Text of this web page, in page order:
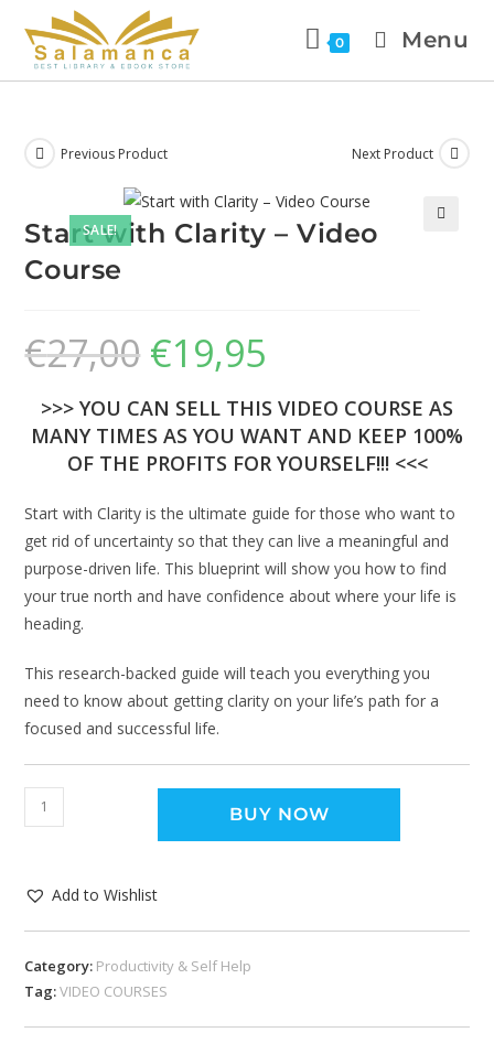
0 Menu
SALE!
Previous Product Next Product
Start with Clarity – Video
Course
€27,00 €19,95
>>> YOU CAN SELL THIS VIDEO COURSE AS
MANY TIMES AS YOU WANT AND KEEP 100%
OF THE PROFITS FOR YOURSELF!!! <<<
Start with Clarity is the ultimate guide for those who want to
get rid of uncertainty so that they can live a meaningful and
purpose-driven life. This blueprint will show you how to find
your true north and have confidence about where your life is
heading.
This research-backed guide will teach you everything you
need to know about getting clarity on your life’s path for a
focused and successful life.
BUY NOW
Add to Wishlist
Category: Productivity & Self Help
Tag:VIDEO COURSES